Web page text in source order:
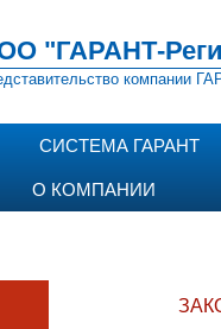
"ГАРАНТ-
компании
СИСТЕМА ГАРАНТ
О КОМПАНИИ